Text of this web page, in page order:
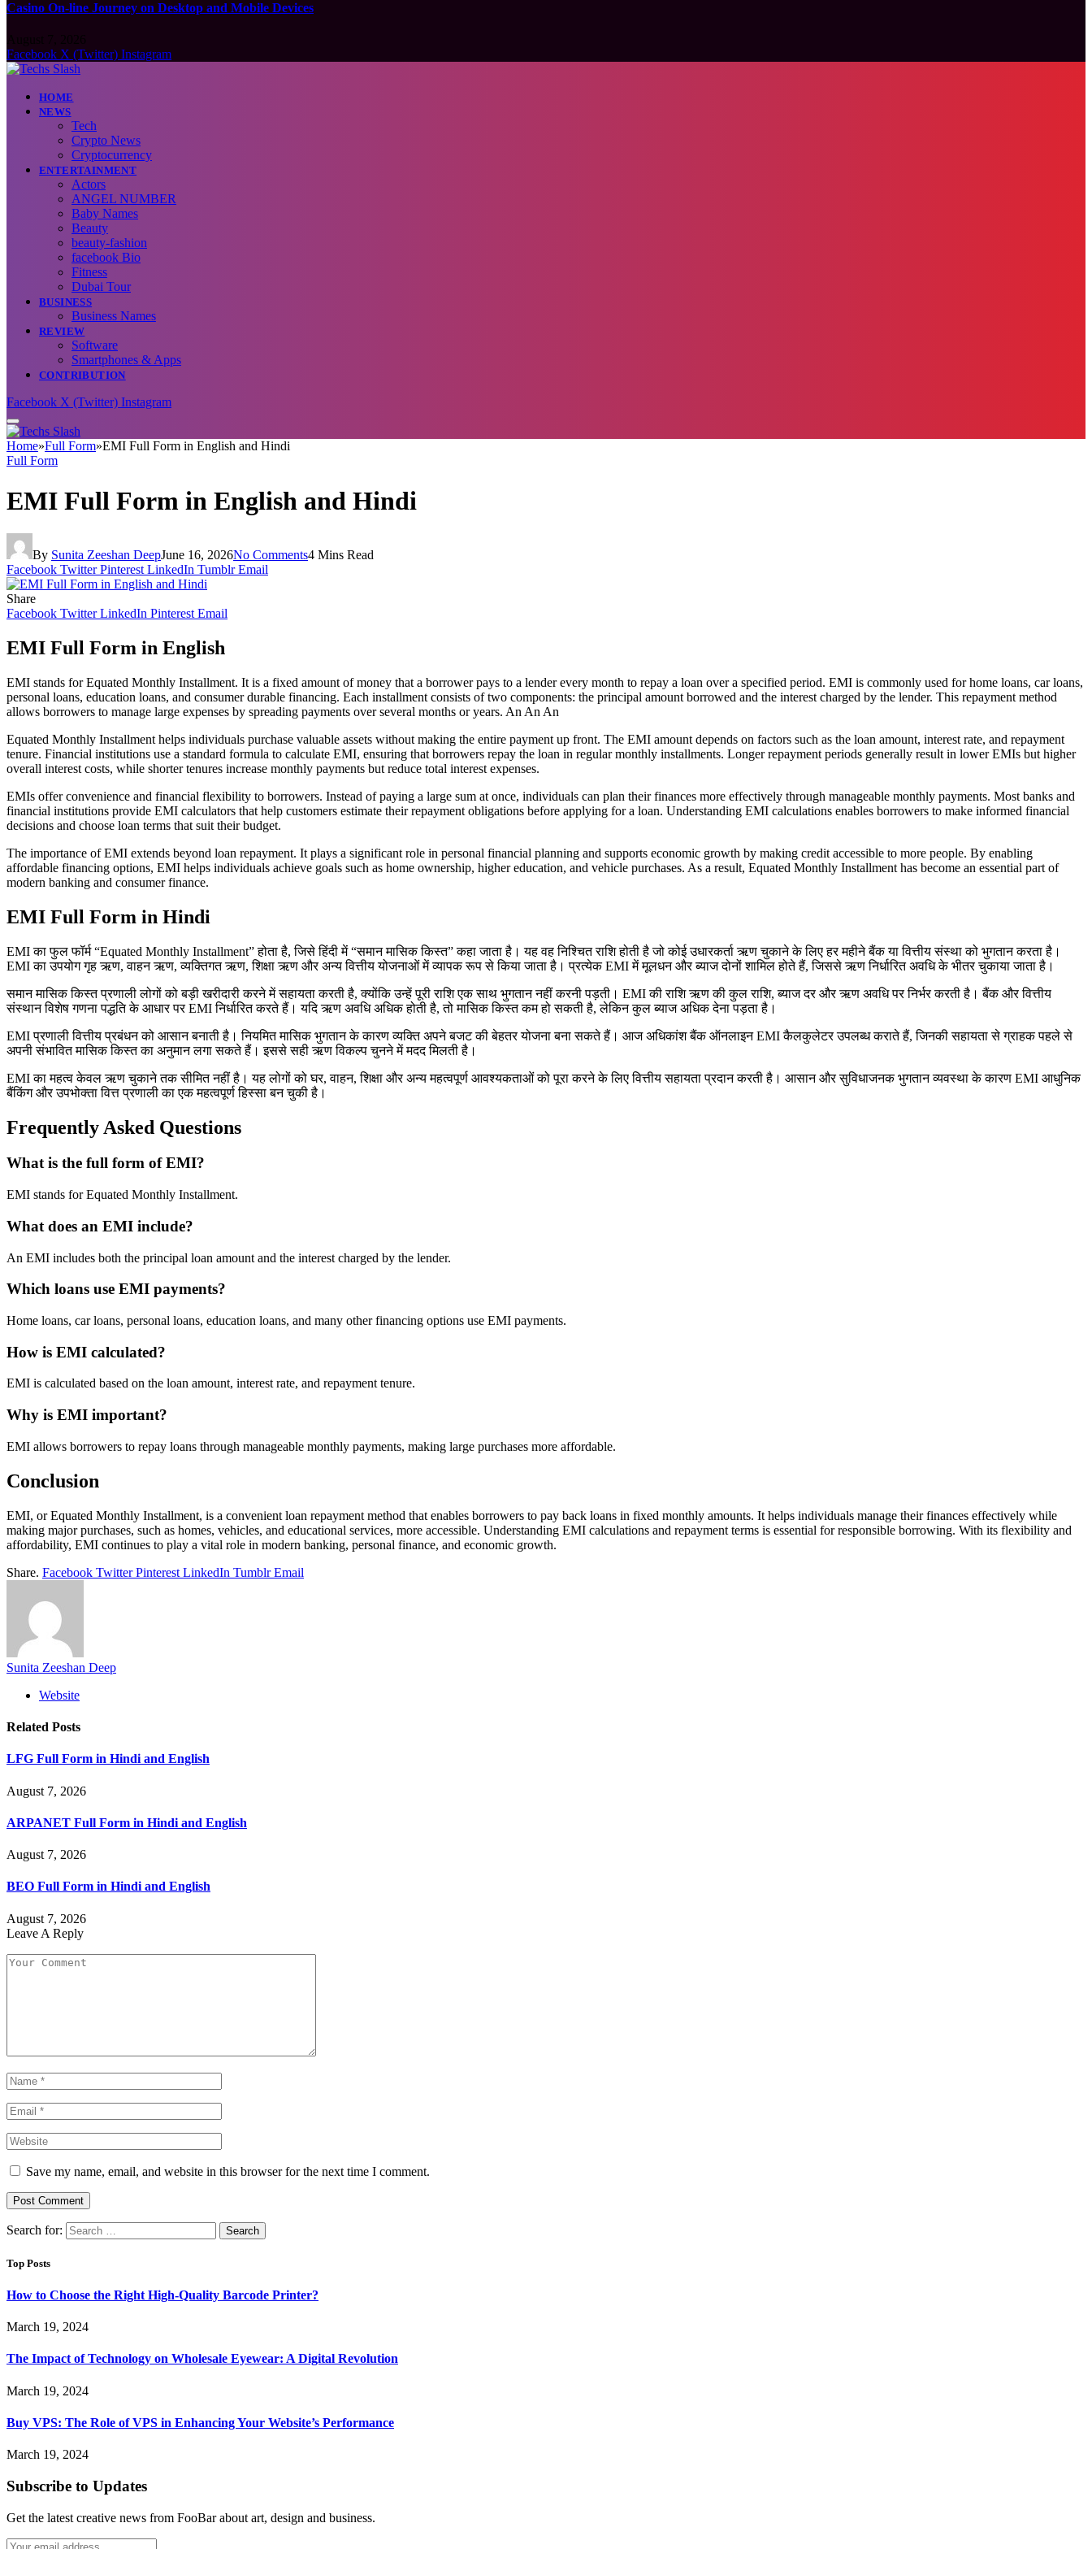
Casino On-line Journey on Desktop and Mobile Devices
Facebook X (Twitter) Instagram
HOME
NEWS
Tech
Crypto News
Cryptocurrency
ENTERTAINMENT
Actors
ANGEL NUMBER
Baby Names
Beauty
beauty-fashion
facebook Bio
Fitness
Dubai Tour
BUSINESS
Business Names
REVIEW
Software
Smartphones & Apps
CONTRIBUTION
Facebook X (Twitter) Instagram
Home»Full Form»EMI Full Form in English and Hindi
Full Form
EMI Full Form in English and Hindi
By Sunita Zeeshan DeepJune 16, 2026No Comments4 Mins Read
Facebook Twitter Pinterest LinkedIn Tumblr Email
Share
Facebook Twitter LinkedIn Pinterest Email
EMI Full Form in English
EMI stands for Equated Monthly Installment. It is a fixed amount of money that a borrower pays to a lender every month to repay a loan over a specified period. EMI is commonly used for home loans, car loans,
personal loans, education loans, and consumer durable financing. Each installment consists of two components: the principal amount borrowed and the interest charged by the lender. This repayment method
allows borrowers to manage large expenses by spreading payments over several months or years. An An An
Equated Monthly Installment helps individuals purchase valuable assets without making the entire payment up front. The EMI amount depends on factors such as the loan amount, interest rate, and repayment
tenure. Financial institutions use a standard formula to calculate EMI, ensuring that borrowers repay the loan in regular monthly installments. Longer repayment periods generally result in lower EMIs but higher
overall interest costs, while shorter tenures increase monthly payments but reduce total interest expenses.
EMIs offer convenience and financial flexibility to borrowers. Instead of paying a large sum at once, individuals can plan their finances more effectively through manageable monthly payments. Most banks and
financial institutions provide EMI calculators that help customers estimate their repayment obligations before applying for a loan. Understanding EMI calculations enables borrowers to make informed financial
decisions and choose loan terms that suit their budget.
The importance of EMI extends beyond loan repayment. It plays a significant role in personal financial planning and supports economic growth by making credit accessible to more people. By enabling
affordable financing options, EMI helps individuals achieve goals such as home ownership, higher education, and vehicle purchases. As a result, Equated Monthly Installment has become an essential part of
modern banking and consumer finance.
EMI Full Form in Hindi
EMI का फुल फॉर्म “Equated Monthly Installment” होता है, जिसे हिंदी में “समान मासिक किस्त” कहा जाता है। यह वह निश्चित राशि होती है जो कोई उधारकर्ता ऋण चुकाने के लिए हर महीने बैंक या वित्तीय संस्था को भुगतान करता है।
EMI का उपयोग गृह ऋण, वाहन ऋण, व्यक्तिगत ऋण, शिक्षा ऋण और अन्य वित्तीय योजनाओं में व्यापक रूप से किया जाता है। प्रत्येक EMI में मूलधन और ब्याज दोनों शामिल होते हैं, जिससे ऋण निर्धारित अवधि के भीतर चुकाया जाता है।
समान मासिक किस्त प्रणाली लोगों को बड़ी खरीदारी करने में सहायता करती है, क्योंकि उन्हें पूरी राशि एक साथ भुगतान नहीं करनी पड़ती। EMI की राशि ऋण की कुल राशि, ब्याज दर और ऋण अवधि पर निर्भर करती है। बैंक और वित्तीय
संस्थान विशेष गणना पद्धति के आधार पर EMI निर्धारित करते हैं। यदि ऋण अवधि अधिक होती है, तो मासिक किस्त कम हो सकती है, लेकिन कुल ब्याज अधिक देना पड़ता है।
EMI प्रणाली वित्तीय प्रबंधन को आसान बनाती है। नियमित मासिक भुगतान के कारण व्यक्ति अपने बजट की बेहतर योजना बना सकते हैं। आज अधिकांश बैंक ऑनलाइन EMI कैलकुलेटर उपलब्ध कराते हैं, जिनकी सहायता से ग्राहक पहले से
अपनी संभावित मासिक किस्त का अनुमान लगा सकते हैं। इससे सही ऋण विकल्प चुनने में मदद मिलती है।
EMI का महत्व केवल ऋण चुकाने तक सीमित नहीं है। यह लोगों को घर, वाहन, शिक्षा और अन्य महत्वपूर्ण आवश्यकताओं को पूरा करने के लिए वित्तीय सहायता प्रदान करती है। आसान और सुविधाजनक भुगतान व्यवस्था के कारण EMI आधुनिक
बैंकिंग और उपभोक्ता वित्त प्रणाली का एक महत्वपूर्ण हिस्सा बन चुकी है।
Frequently Asked Questions
What is the full form of EMI?
EMI stands for Equated Monthly Installment.
What does an EMI include?
An EMI includes both the principal loan amount and the interest charged by the lender.
Which loans use EMI payments?
Home loans, car loans, personal loans, education loans, and many other financing options use EMI payments.
How is EMI calculated?
EMI is calculated based on the loan amount, interest rate, and repayment tenure.
Why is EMI important?
EMI allows borrowers to repay loans through manageable monthly payments, making large purchases more affordable.
Conclusion
EMI, or Equated Monthly Installment, is a convenient loan repayment method that enables borrowers to pay back loans in fixed monthly amounts. It helps individuals manage their finances effectively while
making major purchases, such as homes, vehicles, and educational services, more accessible. Understanding EMI calculations and repayment terms is essential for responsible borrowing. With its flexibility and
affordability, EMI continues to play a vital role in modern banking, personal finance, and economic growth.
Share. Facebook Twitter Pinterest LinkedIn Tumblr Email
Sunita Zeeshan Deep
Website
Related Posts
LFG Full Form in Hindi and English
August 7, 2026
ARPANET Full Form in Hindi and English
August 7, 2026
BEO Full Form in Hindi and English
August 7, 2026
Leave A Reply
Save my name, email, and website in this browser for the next time I comment.
Search for:
Top Posts
How to Choose the Right High-Quality Barcode Printer?
March 19, 2024
The Impact of Technology on Wholesale Eyewear: A Digital Revolution
March 19, 2024
Buy VPS: The Role of VPS in Enhancing Your Website’s Performance
March 19, 2024
Subscribe to Updates
Get the latest creative news from FooBar about art, design and business.